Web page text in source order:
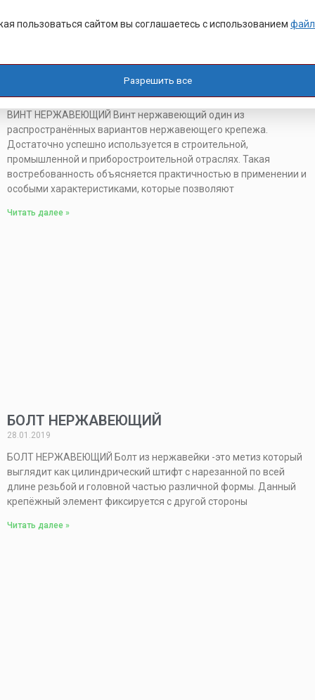
ВИНТ НЕРЖАВЕЮЩИЙ
ВИНТ НЕРЖАВЕЮЩИЙ Винт нержавеющий один из
распространённых вариантов нержавеющего крепежа.
Достаточно успешно используется в строительной,
промышленной и приборостроительной отраслях. Такая
востребованность объясняется практичностью в применении и
особыми характеристиками, которые позволяют
Читать далее »
БОЛТ НЕРЖАВЕЮЩИЙ
28.01.2019
БОЛТ НЕРЖАВЕЮЩИЙ Болт из нержавейки -это метиз который
выглядит как цилиндрический штифт с нарезанной по всей
длине резьбой и головной частью различной формы. Данный
крепёжный элемент фиксируется с другой стороны
Читать далее »
пользоваться сайтом вы соглашаетесь с использованием
Разрешить все